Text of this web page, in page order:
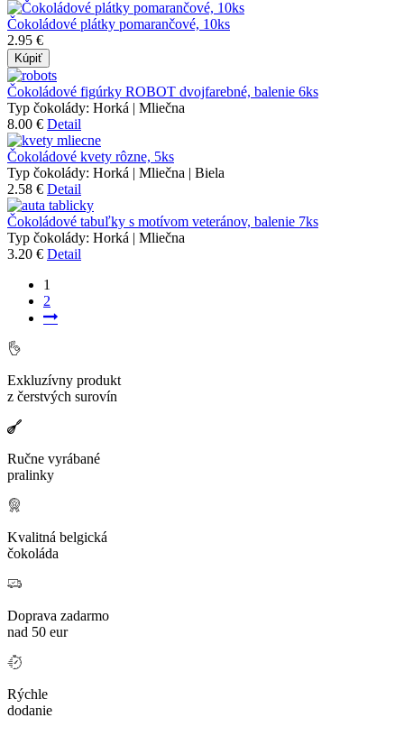
Čokoládové plátky pomarančové, 10ks
2.95 €
Kúpiť
Čokoládové figúrky ROBOT dvojfarebné, balenie 6ks
Typ čokolády: Horká | Mliečna
8.00 € Detail
Čokoládové kvety rôzne, 5ks
Typ čokolády: Horká | Mliečna | Biela
2.58 € Detail
Čokoládové tabuľky s motívom veteránov, balenie 7ks
Typ čokolády: Horká | Mliečna
3.20 € Detail
1
2
Exkluzívny produkt
z čerstvých surovín
Ručne vyrábané
pralinky
Kvalitná belgická
čokoláda
Doprava zadarmo
nad 50 eur
Rýchle
dodanie